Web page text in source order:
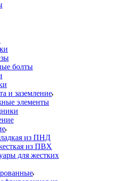
болты
и заземление
элементы
из ПНД
из ПВХ
для жестких